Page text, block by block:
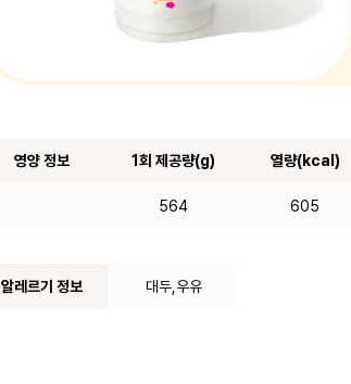
영양 정보 1회 제공량(g)
564
열량(kcal)
605
알레르기 정보 대두,우유